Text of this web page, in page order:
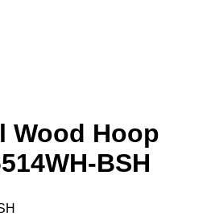
Wood Hoop
BSH